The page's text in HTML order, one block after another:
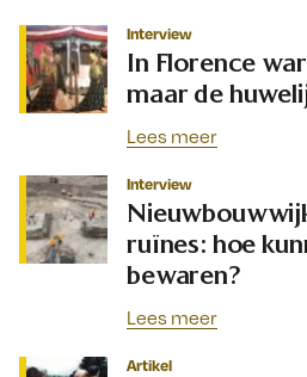
Interview
In Florence
maar de
Lees meer
Interview
ruïnes: hoe
bewaren?
Lees meer
Artikel